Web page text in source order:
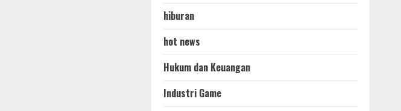
hiburan
hot news
Hukum dan Keuangan
Industri Game